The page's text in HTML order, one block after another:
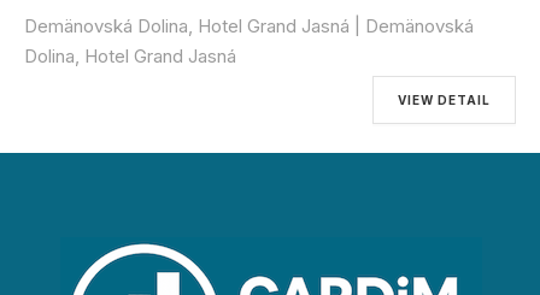
Demänovská Dolina, Hotel Grand Jasná | Demänovská
Dolina, Hotel Grand Jasná
VIEW DETAIL